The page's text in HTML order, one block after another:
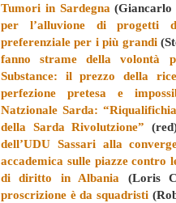
Tumori in Sardegna (Giancarlo
per l’alluvione di progetti
preferenziale per i più grandi
fanno strame della volontà
Substance: il prezzo della
perfezione pretesa e
Natzionale Sarda:
della Sarda Rivolutzione”
dell’UDU Sassari alla
accademica sulle piazze contro
di diritto in Albania (Loris
proscrizione è da squadristi